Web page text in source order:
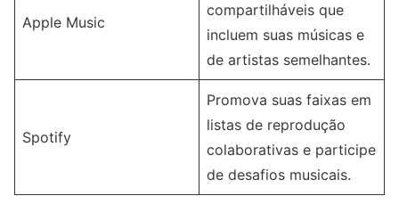
Apple Music
compartilháveis que
incluem suas músicas e
de artistas semelhantes.
Spotify
Promova suas faixas em
listas de reprodução
colaborativas e participe
de desafios musicais.